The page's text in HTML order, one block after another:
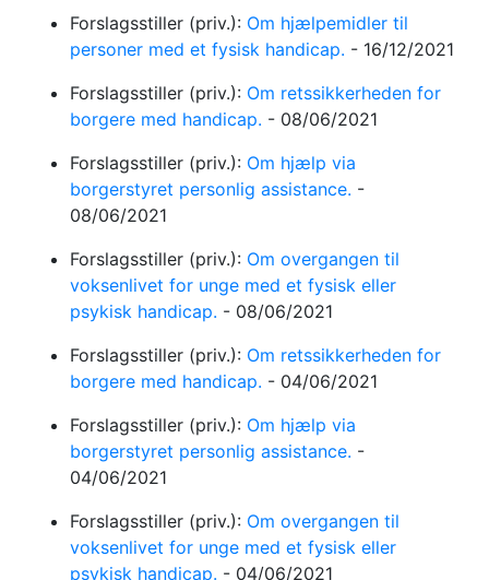
Forslagsstiller (priv.): Om hjælpemidler til
personer med et fysisk handicap. - 16/12/2021
Forslagsstiller (priv.): Om retssikkerheden for
borgere med handicap. - 08/06/2021
Forslagsstiller (priv.): Om hjælp via
borgerstyret personlig assistance. -
08/06/2021
Forslagsstiller (priv.): Om overgangen til
voksenlivet for unge med et fysisk eller
psykisk handicap. - 08/06/2021
Forslagsstiller (priv.): Om retssikkerheden for
borgere med handicap. - 04/06/2021
Forslagsstiller (priv.): Om hjælp via
borgerstyret personlig assistance. -
04/06/2021
Forslagsstiller (priv.): Om overgangen til
voksenlivet for unge med et fysisk eller
psykisk handicap. - 04/06/2021